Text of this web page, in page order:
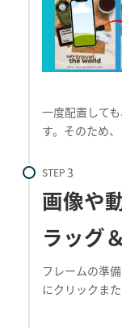
一度配置して
す。そのため
STEP
画像や
ラッグ
フレームの準
にクリックま